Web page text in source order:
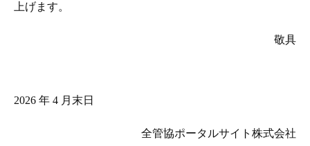
上げます。
敬具
2026 年 4 月末日
全管協ポータルサイト株式会社